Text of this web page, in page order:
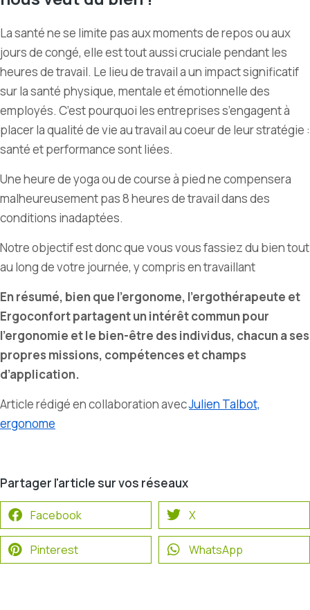
La santé ne se limite pas aux moments de repos ou aux
jours de congé, elle est tout aussi cruciale pendant les
heures de travail. Le lieu de travail a un impact significatif
sur la santé physique, mentale et émotionnelle des
employés. C’est pourquoi les entreprises s’engagent à
placer la qualité de vie au travail au coeur de leur stratégie :
santé et performance sont liées.
Une heure de yoga ou de course à pied ne compensera
malheureusement pas 8 heures de travail dans des
conditions inadaptées.
Notre objectif est donc que vous vous fassiez du bien tout
au long de votre journée, y compris en travaillant
En résumé, bien que l’ergonome, l’ergothérapeute et
Ergoconfort partagent un intérêt commun pour
l’ergonomie et le bien-être des individus, chacun a ses
propres missions, compétences et champs
d’application.
Article rédigé en collaboration avecJulien Talbot,
ergonome
Partager l'article sur vos réseaux
Facebook X
Pinterest WhatsApp